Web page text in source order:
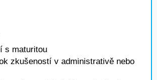
s maturitou
zkušeností v administrativě nebo